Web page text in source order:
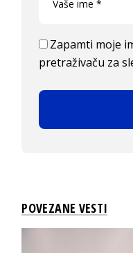
Zapamti moje
pretraživaču za
POVEZANE VESTI